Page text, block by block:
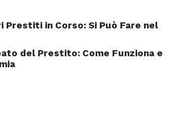
in Corso: Si Può Fare nel
del Prestito: Come Funziona e